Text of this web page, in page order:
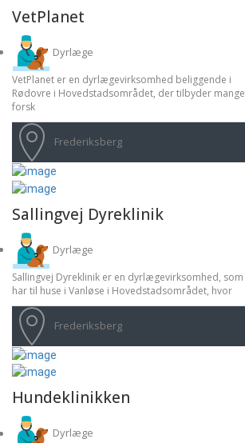
VetPlanet
Dyrlæge
VetPlanet er en dyrlægevirksomhed beliggende i
Rødovre i Hovedstadsområdet, der tilbyder mange
forsk
Frederiksberg
Sallingvej Dyreklinik
Dyrlæge
Sallingvej Dyreklinik er en dyrlægevirksomhed, som
har til huse i Vanløse i Hovedstadsområdet, hvor
Frederiksberg
Hundeklinikken
Dyrlæge